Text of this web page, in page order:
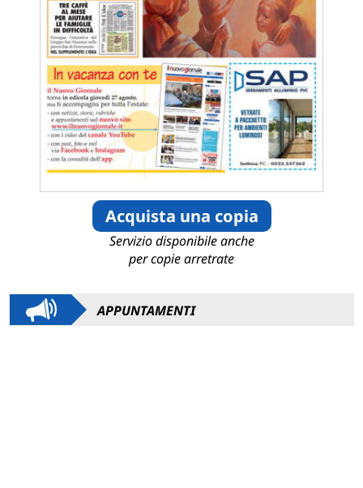
Acquista una copia
Servizio disponibile anche
per copie arretrate
APPUNTAMENTI